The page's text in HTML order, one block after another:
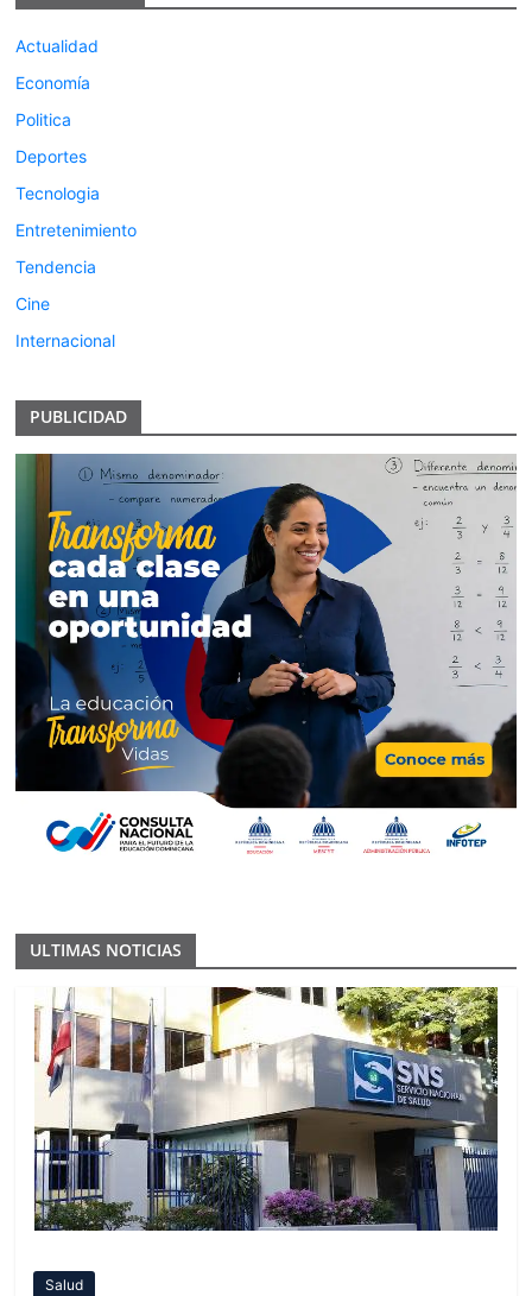
Actualidad
Economía
Politica
Deportes
Tecnologia
Entretenimiento
Tendencia
Cine
Internacional
PUBLICIDAD
ULTIMAS NOTICIAS
Salud